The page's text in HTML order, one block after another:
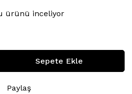
ürünü inceliyor
Sepete Ekle
Paylaş